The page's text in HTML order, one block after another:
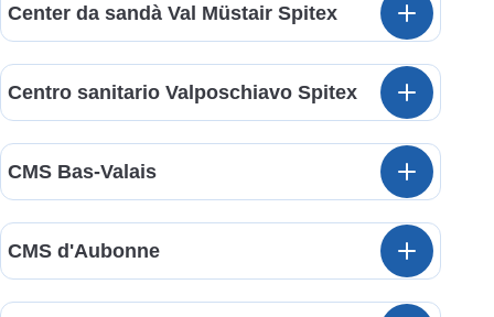
Center da sandà Val Müstair Spitex
Centro sanitario Valposchiavo Spitex
CMS Bas-Valais
CMS d'Aubonne